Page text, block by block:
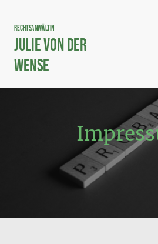
Rechtsanwältin
Julie von der
Wense